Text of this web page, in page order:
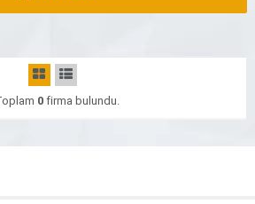
0firma bulundu.